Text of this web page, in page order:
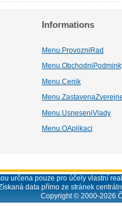
Informations
Menu.ProvozniRad
Menu.Cenik
Menu.UsneseniVlady
Menu.OAplikaci
určena pouze pro účely vlastní
data přímo ze stránek
Copyright © 2000-2026